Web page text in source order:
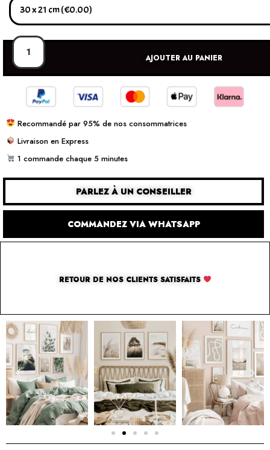
AJOUTER AU PANIER
Recommandé par 95% de nos consommatrices
Livraison en Express
1 commande chaque 5 minutes
PARLEZ À UN CONSEILLER
COMMANDEZ VIA WHATSAPP
RETOUR DE NOS CLIENTS SATISFAITS
SOLUTION PAR THE LUXURY BOX & CO